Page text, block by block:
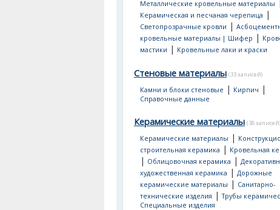
Металлические кровельные материалы |
Керамическая и песчаная черепица |
Светопрозрачные кровли |
кровельные материалы | Шифер |
мастики | Кровельные лаки и краски
Стеновые материалы (33 записей)
Камни и блоки стеновые | Кирпич |
Справочные данные
Керамические материалы (38 записей)
Керамические материалы |
строительная керамика | Кровельная
| Облицовочная керамика |
художественная керамика | Дорожные
керамические материалы | Санитарно-
технические изделия |Трубы
Специальные изделия